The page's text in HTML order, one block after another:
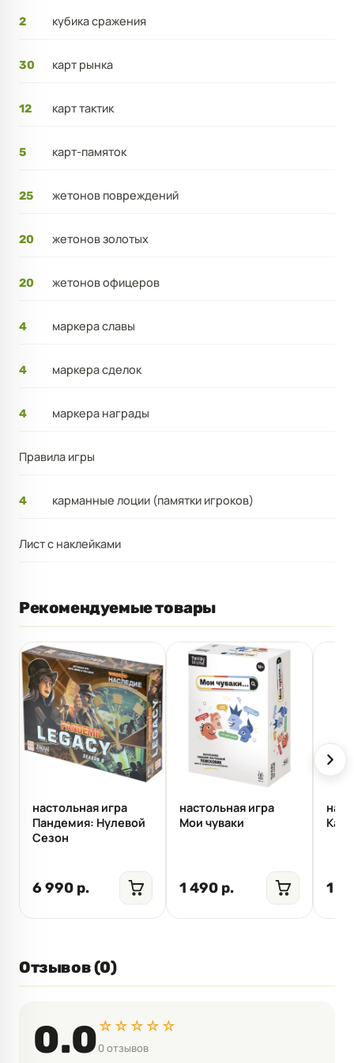
2 кубика сражения
30 карт рынка
12 карт тактик
5 карт-памяток
25 жетонов повреждений
20 жетонов золотых
20 жетонов офицеров
4 маркера славы
4 маркера сделок
4 маркера награды
Правила игры
4 карманные лоции (памятки игроков)
Лист с наклейками
Рекомендуемые товары
настольная игра
Пандемия: Нулевой
Сезон
6 990 р.
настольная игра
Мои чуваки
1 490 р. 1
Отзывов (0)
0.0☆☆☆☆☆
0 отзывов